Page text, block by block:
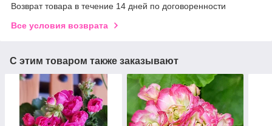
Возврат товара в течение 14 дней по договоренности
Все условия возврата
С этим товаром также заказывают